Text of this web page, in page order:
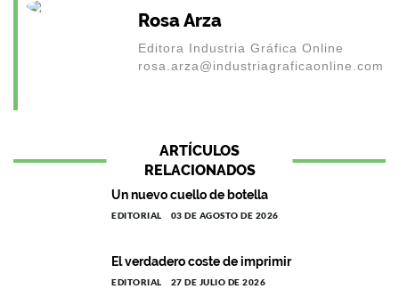
Rosa Arza
Editora Industria Gráfica Online
rosa.arza@industriagraficaonline.com
ARTÍCULOS
RELACIONADOS
Un nuevo cuello de botella
EDITORIAL 03 DE AGOSTO DE 2026
El verdadero coste de imprimir
EDITORIAL 27 DE JULIO DE 2026